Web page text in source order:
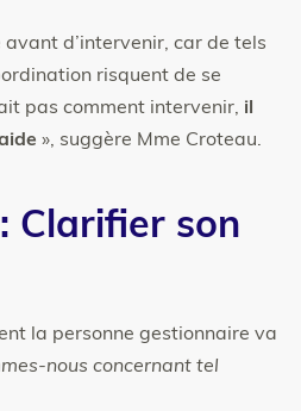
d’intervenir, car de tels
risquent de se
pas comment intervenir, il
», suggère Mme Croteau.
Clarifier son
la personne gestionnaire va
nous concernant tel